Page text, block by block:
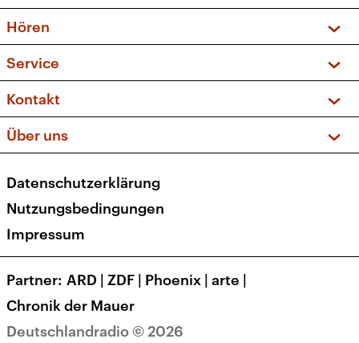
Sendungen und Podcasts
Musikliste
Kakadu – Das Kinderprogramm
Hören
Frequenzen (UKW + DAB+)
Service
FAQ
Apps
Newsletter
Veranstaltungen
Kontakt
Social Media
Über uns
Presse
Karriere
Transparenz
Deutschlandradio © 2026
Datenschutzerklärung
Nutzungsbedingungen
Impressum
Partner ARD | ZDF | Phoenix | arte |
Chronik der Mauer